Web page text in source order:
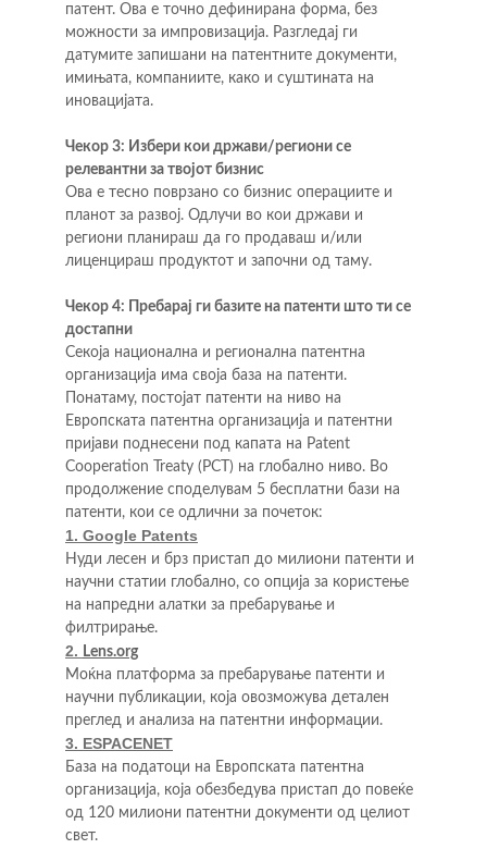
патент. Ова е точно дефинирана форма, без
можности за импровизација. Разгледај ги
датумите запишани на патентните документи,
имињата, компаниите, како и суштината на
иновацијата.
Чекор 3: Избери кои држави/региони се
релевантни за твојот бизнис
Ова е тесно поврзано со бизнис операциите и
планот за развој. Одлучи во кои држави и
региони планираш да го продаваш и/или
лиценцираш продуктот и започни од таму.
Чекор 4: Пребарај ги базите на патенти што ти се
достапни
Секоја национална и регионална патентна
организација има своја база на патенти.
Понатаму, постојат патенти на ниво на
Европската патентна организација и патентни
пријави поднесени под капата на Patent
Cooperation Treaty (PCT) на глобално ниво. Во
продолжение споделувам 5 бесплатни бази на
патенти, кои се одлични за почеток:
1. Google Patents
Нуди лесен и брз пристап до милиони патенти и
научни статии глобално, со опција за користење
на напредни алатки за пребарување и
филтрирање.
2. Lens.org
Моќна платформа за пребарување патенти и
научни публикации, која овозможува детален
преглед и анализа на патентни информации.
3. ESPACENET
База на податоци на Европската патентна
организација, која обезбедува пристап до повеќе
од 120 милиони патентни документи од целиот
свет.